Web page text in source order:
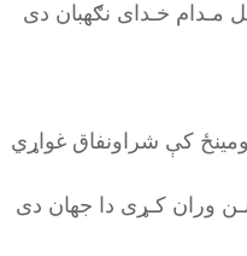
مـدام خـدای نګهبان دی
کې شراونفاق غواړي
وران کـړی دا جهان دی